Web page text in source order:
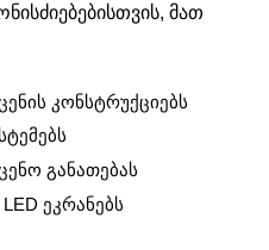
მათ
კონსტრუქციებს
განათებას
ეკრანებს